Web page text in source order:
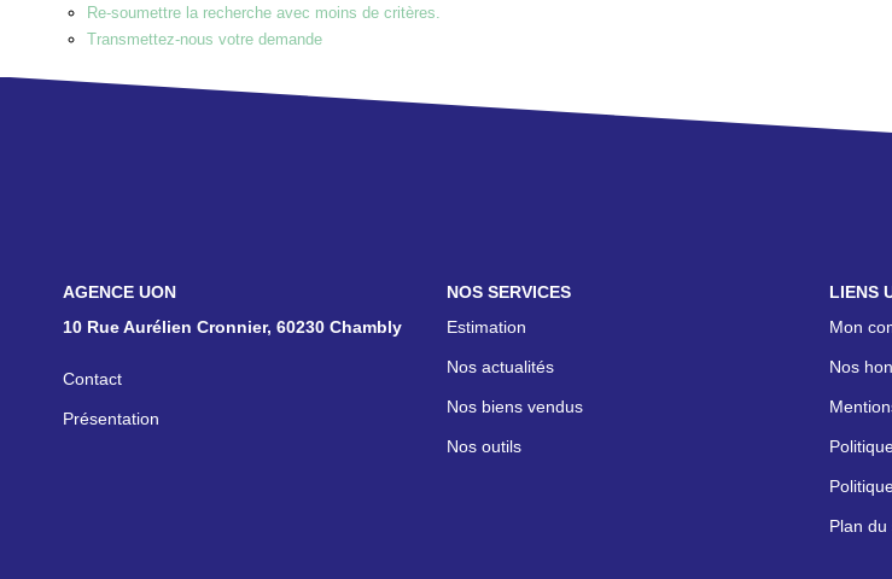
Re-soumettre la recherche avec moins de critères.
Transmettez-nous votre demande
NOS AGENCES
10 Rue Aurélien Cronnier, 60230 Chambly
Contact
Présentation
NOS SERVICES
Estimation
Nos actualités
Nos biens vendus
Nos outils
LIENS
Mon
Nos
Plan du